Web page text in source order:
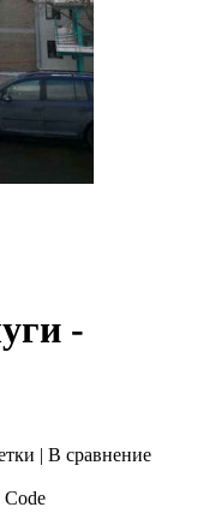
-
| В сравнение